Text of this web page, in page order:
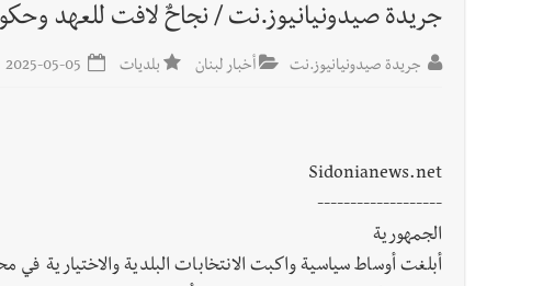
جريدة صيدونيانيوز.نت / نجاحٌ لافت للعهد
جريدة صيدونيانيوز.نت أخبار لبنان بلديات
Sidonianews.net
-------------------
الجمهورية
أبلغت أوساط سياسية واكبت الانتخابات البلدية والاختيارية في